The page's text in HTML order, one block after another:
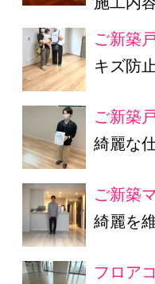
ご新築
キズ防
ご新築
綺麗な
ご新築
綺麗を
フロア